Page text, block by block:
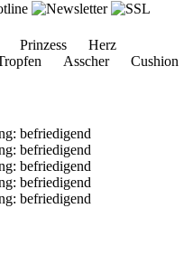
Prinzess Herz
Asscher Cushion